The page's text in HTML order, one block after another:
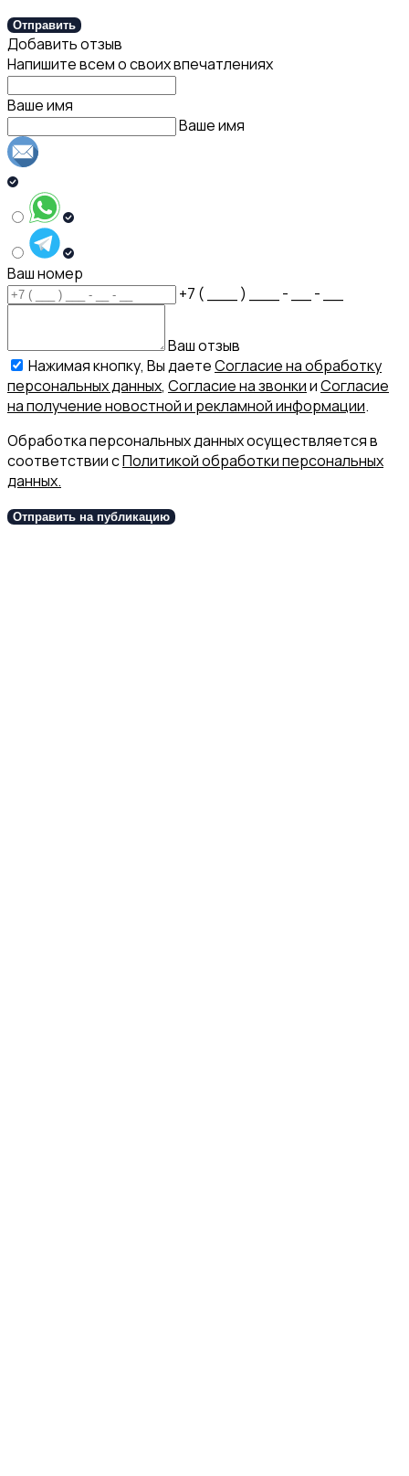
Отправить
Добавить отзыв
Напишите всем о своих впечатлениях
Ваше имя
Ваше имя
Ваш номер
+7 ( ___ ) ___ - __ - __
Ваш отзыв
Нажимая кнопку, Вы даетеСогласие на обработку
персональных данных, Согласие на звонкииСогласие
на получение новостной и рекламной информации.
Обработка персональных данных осуществляется в
соответствии сПолитикой обработки персональных
данных.
Отправить на публикацию